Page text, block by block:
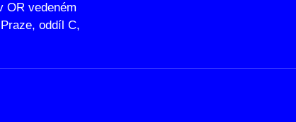
OR vedeném
oddíl C,